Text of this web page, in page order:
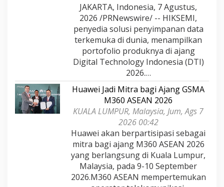
JAKARTA, Indonesia, 7 Agustus,
2026 /PRNewswire/ -- HIKSEMI,
penyedia solusi penyimpanan data
terkemuka di dunia, menampilkan
portofolio produknya di ajang
Digital Technology Indonesia (DTI)
2026.…
Huawei Jadi Mitra bagi Ajang GSMA
M360 ASEAN 2026
KUALA LUMPUR, Malaysia, Jum, Ags 7
2026 00:42
Huawei akan berpartisipasi sebagai
mitra bagi ajang M360 ASEAN 2026
yang berlangsung di Kuala Lumpur,
Malaysia, pada 9-10 September
2026.M360 ASEAN mempertemukan